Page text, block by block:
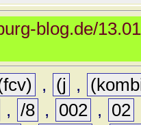
blog.de/
, (j ,
, /8 , 002 , 02